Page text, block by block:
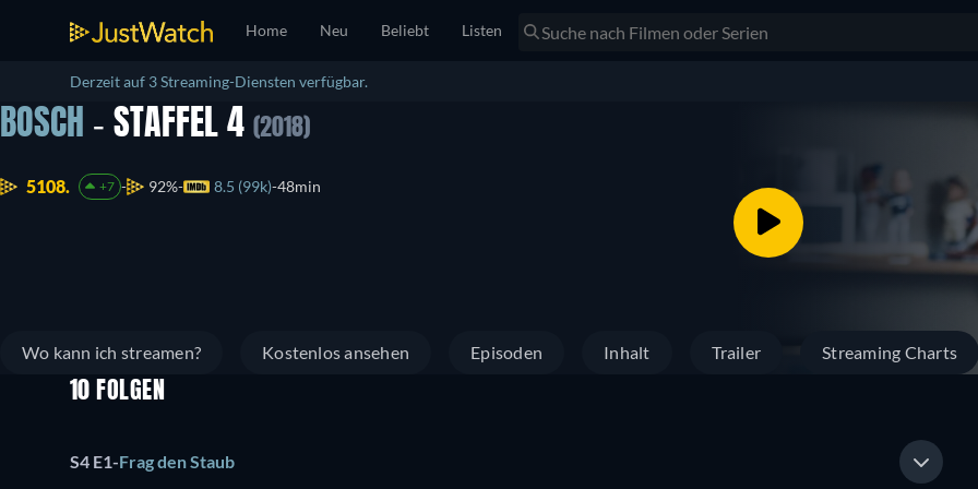
Home Neu Beliebt Listen
Derzeit auf 3 Streaming-Diensten verfügbar.
BOSCH - STAFFEL 4 (2018)
5108. +7 92% 8.5 (99k) 48min
Wo kann ich streamen? Kostenlos ansehen Episoden Inhalt Trailer Streaming Charts
10 FOLGEN
S4 E1-Frag den Staub